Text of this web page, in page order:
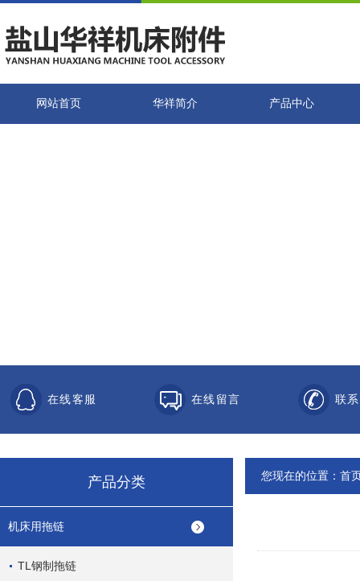
网站首页 华祥简介 产品中心
在线客服 在线留言 联
产品分类
机床用拖链
TL钢制拖链
您现在的位置： 首